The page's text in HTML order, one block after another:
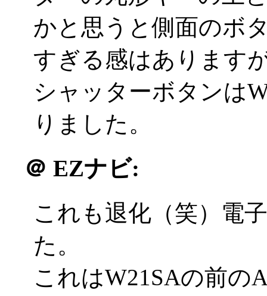
かと思うと側面のボ
すぎる感はあります
シャッターボタンは
りました。
＠ EZナビ:
これも退化（笑）電
た。
これはW21SAの前の